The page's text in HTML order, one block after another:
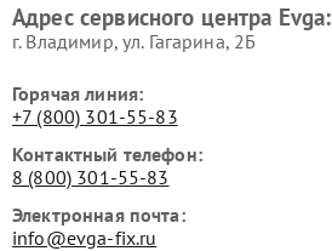
Адрес сервисного центра Evga:
г. Владимир, ул. Гагарина, 2Б
Горячая линия:
+7 (800) 301-55-83
Контактный телефон:
8 (800) 301-55-83
Электронная почта:
info@evga-fix.ru